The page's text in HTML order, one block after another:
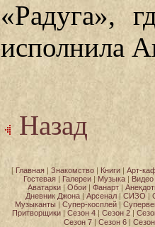
«Радуга»,
исполнила
Назад
[ Главная| Знакомство| Книги| Арт-
Гостевая | Галереи | Музыка | Видео
Аватарки | Обои | Фанарт |
Дневник Джона| Арсенал| СИЗО |
Музыканты | Супер-косплей |
Притворщики | Сезон 4 | Сезон 2 |
Сезон 7| Сезон 6|